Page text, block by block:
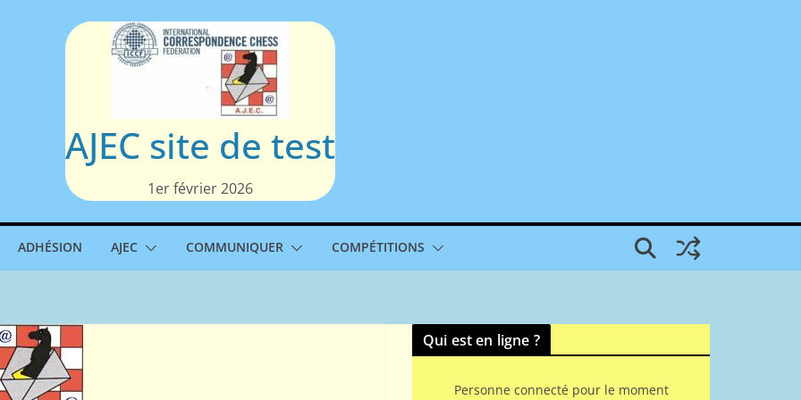
AJEC site de test
1er février 2026
ADHÉSION AJEC COMMUNIQUER COMPÉTITIONS
Qui est en ligne ?
Personne connecté pour le moment